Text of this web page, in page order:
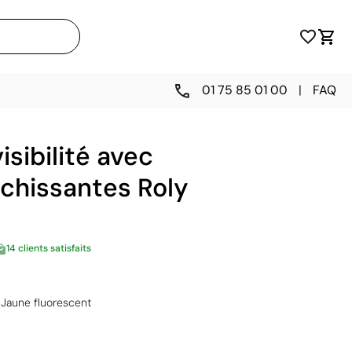
01 75 85 01 00 | FAQ
avec
Roly
14 clients satisfaits
Jaune fluorescent